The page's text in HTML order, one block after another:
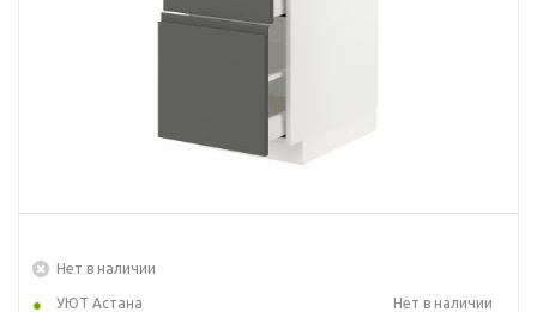
Нет в наличии
УЮТ Астана
Нет в наличии